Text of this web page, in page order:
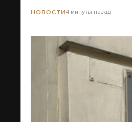
НОВОСТИ4 минуты назад